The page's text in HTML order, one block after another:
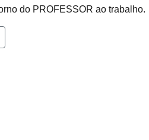
do PROFESSOR ao trabalho.